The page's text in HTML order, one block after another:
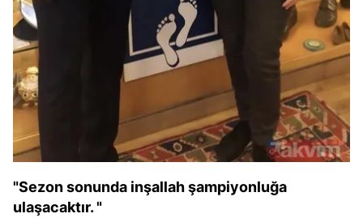
"Sezon sonunda inşallah şampiyonluğa
ulaşacaktır. "